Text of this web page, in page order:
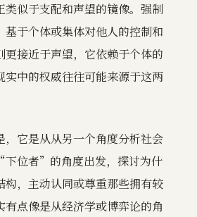
类似于支配和声望的镜像。强制
于个体或集体对他人的控制和
接近于声望，它依赖于个体的
实中的权威往往可能来源于这两
，它是从从另一个角度分析社会
位者”的角度出发，探讨为什
构，主动认同或尊重那些拥有较
点像是从经济学或博弈论的角